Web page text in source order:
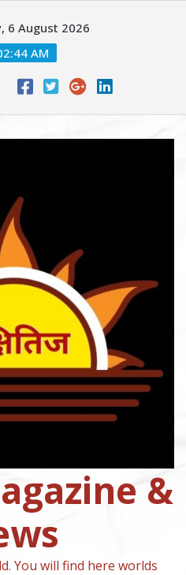
6 August 2026
AM
&
You will find here worlds